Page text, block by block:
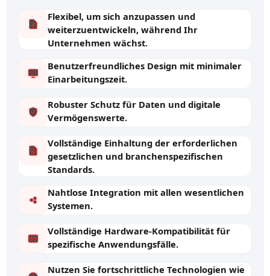
Flexibel, um sich anzupassen und
weiterzuentwickeln, während Ihr
Unternehmen wächst.
Benutzerfreundliches Design mit minimaler
Einarbeitungszeit.
Robuster Schutz für Daten und digitale
Vermögenswerte.
Vollständige Einhaltung der erforderlichen
gesetzlichen und branchenspezifischen
Standards.
Nahtlose Integration mit allen wesentlichen
Systemen.
Vollständige Hardware-Kompatibilität für
spezifische Anwendungsfälle.
Nutzen Sie fortschrittliche Technologien wie